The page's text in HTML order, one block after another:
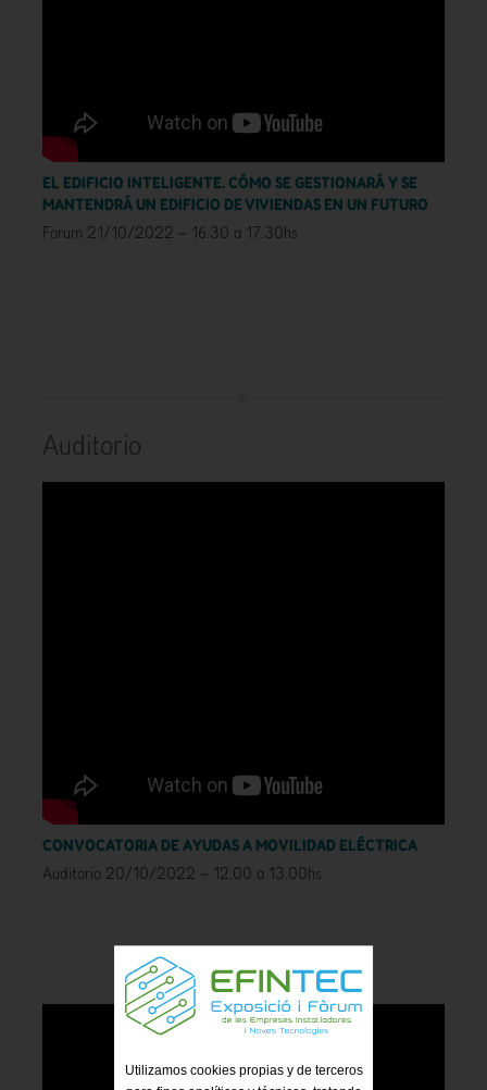
EL EDIFICIO INTELIGENTE. CÓMO SE GESTIONARÁ Y SE
MANTENDRÁ UN EDIFICIO DE VIVIENDAS EN UN FUTURO
Forum 21/10/2022 – 16.30 a 17.30hs
Auditorio
CONVOCATORIA DE AYUDAS A MOVILIDAD ELÉCTRICA
Auditorio 20/10/2022 – 12.00 a 13.00hs
Utilizamos cookies propias y de terceros